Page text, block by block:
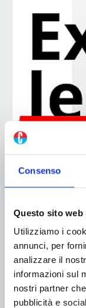
Consenso
Questo sito
Utilizziamo i
annunci, per
analizzare il
informazioni sul
nostri partner
pubblicità e